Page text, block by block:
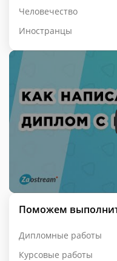
Человечество
Иностранцы
Поможем
Дипломные работы
Курсовые работы